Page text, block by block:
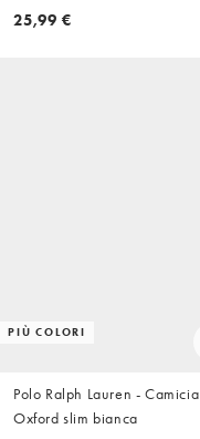
bianco facile da stirare
25,99 €
PIÙ COLORI
Polo Ralph Lauren - Camicia
Oxford slim bianca